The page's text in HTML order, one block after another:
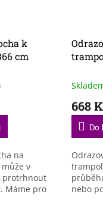
k
cm
na
v
protrhnout
Máme pro
668
Do
nebo